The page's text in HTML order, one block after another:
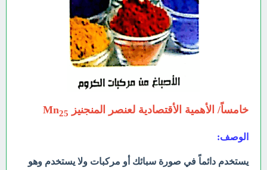
خامساً/ الأهمية الأقتصادية لعنصر المنجنيز Mn 25
الوصف:
يستخدم دائماً في صورة سبائك أو مركبات ولا يستخدم وهو